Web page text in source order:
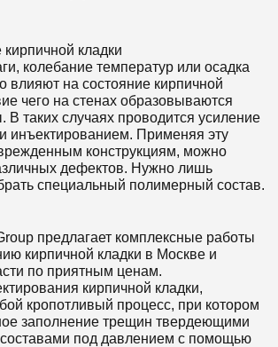
кладки
колебание температур или осадка
влияют на состояние кирпичной
чего на стенах образовываются
таких случаях проводится усиление
инъектированием. Применяя эту
конструкциям, можно
дефектов. Нужно лишь
специальный полимерный состав.
предлагает комплексные работы
кирпичной кладки в Москве и
по приятным ценам.
кирпичной кладки,
кропотливый процесс, при котором
заполнение трещин твердеющими
под давлением с помощью